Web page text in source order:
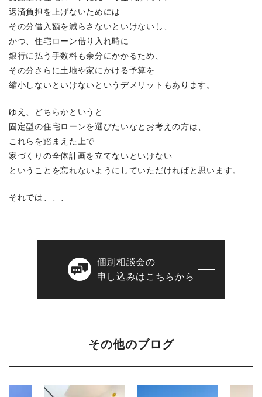
返済負担を上げないためには
その分借入額を減らさないといけないし、
かつ、住宅ローン借り入れ時に
銀行に払う手数料も余分にかかるため、
その分さらに土地や家にかける予算を
縮小しないといけないというデメリットもあります。
ゆえ、どちらかというと
固定型の住宅ローンを選びたいなとお考えの方は、
これらを踏まえた上で
家づくりの全体計画を立てないといけない
ということを忘れないようにしていただければと思います。
それでは、、、
個別相談会の
申し込みはこちらから
その他のブログ